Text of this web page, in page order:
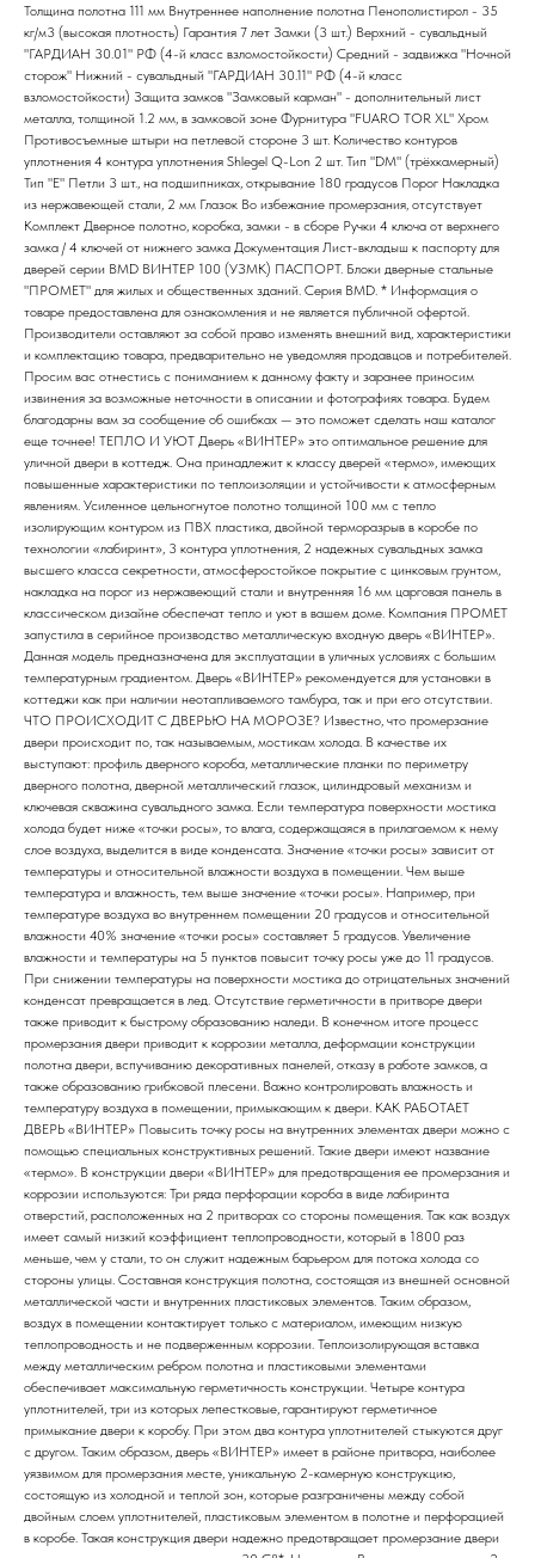
Толщина полотна 111 мм Внутреннее наполнение полотна Пенополистирол - 35
кг/м3 (высокая плотность) Гарантия 7 лет Замки (3 шт.) Верхний - сувальдный
"ГАРДИАН 30.01" РФ (4-й класс взломостойкости) Средний - задвижка "Ночной
сторож" Нижний - сувальдный "ГАРДИАН 30.11" РФ (4-й класс
взломостойкости) Защита замков "Замковый карман" - дополнительный лист
металла, толщиной 1.2 мм, в замковой зоне Фурнитура "FUARO TOR XL" Хром
Противосъемные штыри на петлевой стороне 3 шт. Количество контуров
уплотнения 4 контура уплотнения Shlegel Q-Lon 2 шт. Тип "DM" (трёхкамерный)
Тип "E" Петли 3 шт., на подшипниках, открывание 180 градусов Порог Накладка
из нержавеющей стали, 2 мм Глазок Во избежание промерзания, отсутствует
Комплект Дверное полотно, коробка, замки - в сборе Ручки 4 ключа от верхнего
замка / 4 ключей от нижнего замка Документация Лист-вкладыш к паспорту для
дверей серии BMD ВИНТЕР 100 (УЗМК) ПАСПОРТ. Блоки дверные стальные
"ПРОМЕТ" для жилых и общественных зданий. Серия BMD. * Информация о
товаре предоставлена для ознакомления и не является публичной офертой.
Производители оставляют за собой право изменять внешний вид, характеристики
и комплектацию товара, предварительно не уведомляя продавцов и потребителей.
Просим вас отнестись с пониманием к данному факту и заранее приносим
извинения за возможные неточности в описании и фотографиях товара. Будем
благодарны вам за сообщение об ошибках — это поможет сделать наш каталог
еще точнее! ТЕПЛО И УЮТ Дверь «ВИНТЕР» это оптимальное решение для
уличной двери в коттедж. Она принадлежит к классу дверей «термо», имеющих
повышенные характеристики по теплоизоляции и устойчивости к атмосферным
явлениям. Усиленное цельногнутое полотно толщиной 100 мм с тепло
изолирующим контуром из ПВХ пластика, двойной терморазрыв в коробе по
технологии «лабиринт», 3 контура уплот­нения, 2 надежных сувальдных замка
высшего класса секретности, атмосферостойкое покрытие с цинковым грунтом,
накладка на порог из нержавеющий стали и внутренняя 16 мм царговая панель в
классическом дизайне обеспечат тепло и уют в вашем доме. Компания ПРОМЕТ
запустила в серийное производство металлическую входную дверь «ВИНТЕР».
Данная модель предназначена для эксплуатации в уличных условиях с большим
температурным градиентом. Дверь «ВИНТЕР» рекомендуется для установки в
коттеджи как при наличии неотапливаемого тамбура, так и при его отсутствии.
ЧТО ПРОИСХОДИТ С ДВЕРЬЮ НА МОРОЗЕ? Известно, что промерзание
двери происходит по, так называемым, мостикам холода. В качестве их
выступают: профиль дверного короба, металлические планки по периметру
дверного полотна, дверной металлический глазок, цилиндровый механизм и
ключевая скважина сувальдного замка. Если температура поверхности мостика
холода будет ниже «точки росы», то влага, содержащаяся в прилагаемом к нему
слое воздуха, выделится в виде конденсата. Значение «точки росы» зависит от
температуры и относительной влажности воздуха в помещении. Чем выше
температура и влажность, тем выше значение «точки росы». Например, при
температуре воздуха во внутреннем помещении 20 градусов и относительной
влажности 40% значение «точки росы» составляет 5 градусов. Увеличение
влажности и температуры на 5 пунктов повысит точку росы уже до 11 градусов.
При снижении температуры на поверхности мостика до отрицательных значений
конденсат превращается в лед. Отсутствие герметичности в притворе двери
также приводит к быстрому образованию наледи. В конечном итоге процесс
промерзания двери приводит к коррозии металла, деформации конструкции
полотна двери, вспучиванию декоративных панелей, отказу в работе замков, а
также образованию грибковой плесени. Важно контролировать влажность и
температуру воздуха в помещении, примыкающим к двери. КАК РАБОТАЕТ
ДВЕРЬ «ВИНТЕР» Повысить точку росы на внутренних элементах двери можно с
помощью специальных конструктивных решений. Такие двери имеют название
«термо». В конструкции двери «ВИНТЕР» для предотвращения ее промерзания и
коррозии используются: Три ряда перфорации короба в виде лабиринта
отверстий, расположенных на 2 притворах со стороны помещения. Так как воздух
имеет самый низкий коэффициент теплопроводности, который в 1800 раз
меньше, чем у стали, то он служит надежным барьером для потока холода со
стороны улицы. Составная конструкция полотна, состоящая из внешней основной
металлической части и внутренних пластиковых элементов. Таким образом,
воздух в помещении контактирует только с материалом, имеющим низкую
теплопроводность и не подверженным коррозии. Теплоизолирующая вставка
между металлическим ребром полотна и пластиковыми элементами
обеспечивает максимальную герметичность конструкции. Четыре контура
уплотнителей, три из которых лепестковые, гарантируют герметичное
примыкание двери к коробу. При этом два контура уплотнителей стыкуются друг
с другом. Таким образом, дверь «ВИНТЕР» имеет в районе притвора, наиболее
уязвимом для промерзания месте, уникальную 2-камерную конструкцию,
состоящую из холодной и теплой зон, которые разграничены между собой
двойным слоем уплотнителей, пластиковым элементом в полотне и перфорацией
в коробе. Такая конструкция двери надежно предотвращает промерзание двери